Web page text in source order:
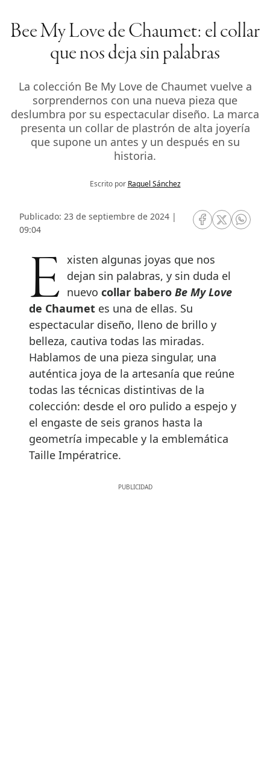
Bee My Love de Chaumet: el collar
que nos deja sin palabras
La colección Be My Love de Chaumet vuelve a
sorprendernos con una nueva pieza que
deslumbra por su espectacular diseño. La marca
presenta un collar de plastrón de alta joyería
que supone un antes y un después en su
historia.
Escrito por Raquel Sánchez
Publicado: 23 de septiembre de 2024 |
09:04
RRSS Facebook
RRSSRRSS
Existen algunas joyas que nos dejan sin palabras, y sin duda el
nuevocollar baberoBe My Love
de Chaumet es una de ellas. Su
espectacular diseño, lleno de brillo y
belleza, cautiva todas las miradas.
Hablamos de una pieza singular, una
auténtica joya de la artesanía que reúne
todas las técnicas distintivas de la
colección: desde el oro pulido a espejo y
el engaste de seis granos hasta la
geometría impecable y la emblemática
Taille Impératrice.